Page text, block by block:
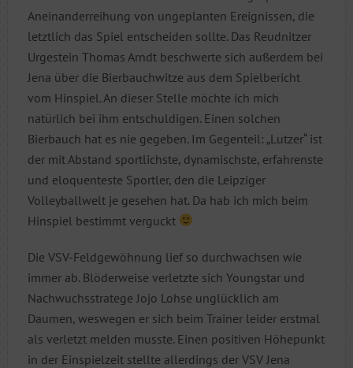
Aneinanderreihung von ungeplanten Ereignissen, die
letztlich das Spiel entscheiden sollte. Das Reudnitzer
Urgestein Thomas Arndt beschwerte sich außerdem bei
Jena über die Bierbauchwitze aus dem Spielbericht
vom Hinspiel. An dieser Stelle möchte ich mich
natürlich bei ihm entschuldigen. Einen solchen
Bierbauch hat es nie gegeben. Im Gegenteil: „Lutzer“ ist
der mit Abstand sportlichste, dynamischste, erfahrenste
und eloquenteste Sportler, den die Leipziger
Volleyballwelt je gesehen hat. Da hab ich mich beim
Hinspiel bestimmt verguckt
Die VSV-Feldgewöhnung lief so durchwachsen wie
immer ab. Blöderweise verletzte sich Youngstar und
Nachwuchsstratege Jojo Lohse unglücklich am
Daumen, weswegen er sich beim Trainer leider erstmal
als verletzt melden musste. Einen positiven Höhepunkt
in der Einspielzeit stellte allerdings der VSV Jena